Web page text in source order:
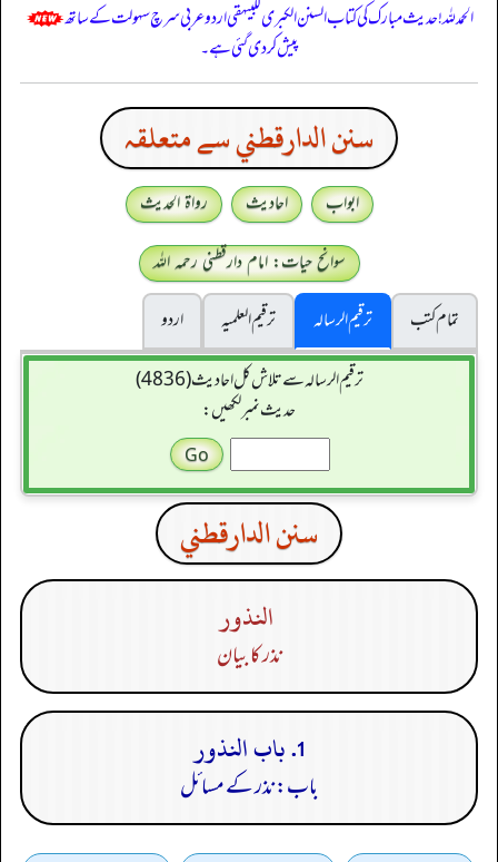
الحمدللہ! حدیث مبارک کی کتاب السنن الكبرى للبيهقي اردو عربی سرچ سہولت کے ساتھ
پیش کر دی گئی ہے۔
سنن الدارقطني سے متعلقہ
ابواب احادیث
رواۃ الحدیث
سوانح حیات: امام دارقطنی رحمہ اللہ
تمام کتب
ترقیم الرسالہ ترقیم العلمیہ
اردو
ترقیم الرسالہ سے تلاش کل احادیث (4836)
حدیث نمبر لکھیں:
سنن الدارقطني
النذور
نذر کا بیان
1. باب النذور
باب: نذر کے مسائل